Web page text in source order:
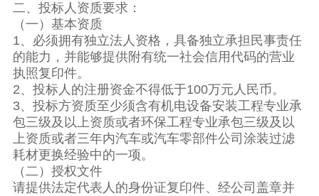
二、投标人资质要求：
（一）基本资质
1、必须拥有独立法人资格，具备独立承担民事责任
的能力，并能够提供附有统一社会信用代码的营业
执照复印件。
2、投标人的注册资金不得低于100万元人民币。
3、投标方资质至少须含有机电设备安装工程专业承
包三级及以上资质或者环保工程专业承包三级及以
上资质或者三年内汽车或汽车零部件公司涂装过滤
耗材更换经验中的一项。
（二）授权文件
请提供法定代表人的身份证复印件、经公司盖章并